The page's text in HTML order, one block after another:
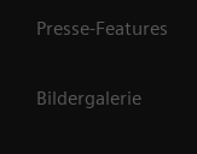
Presse-Features
Bildergalerie